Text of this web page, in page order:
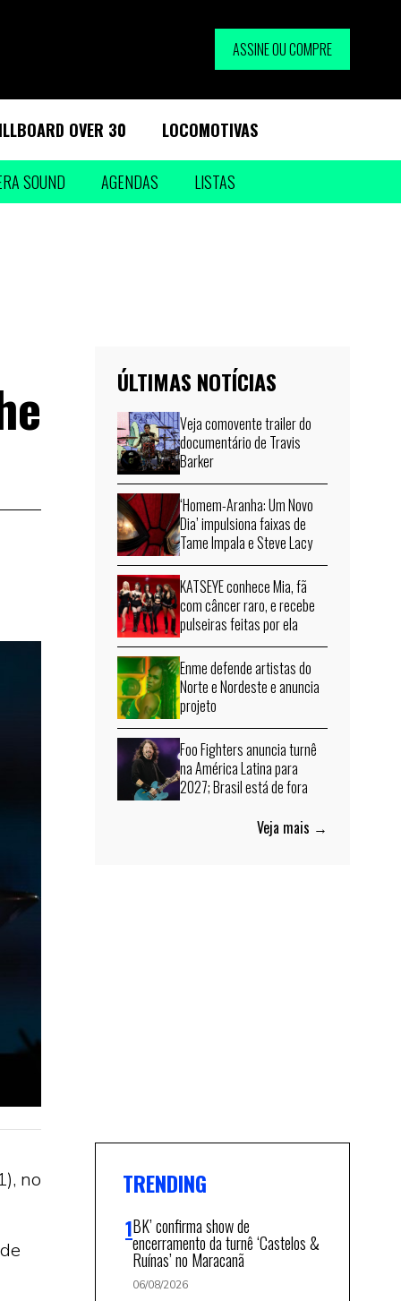
ASSINE OU COMPRE
OVER 30 LOCOMOTIVAS
SOUND AGENDAS LISTAS
no
ÚLTIMAS NOTÍCIAS
Veja comovente trailer do
documentário de Travis
Barker
‘Homem-Aranha: Um Novo
Dia’ impulsiona faixas de
Tame Impala e Steve Lacy
KATSEYE conhece Mia, fã
com câncer raro, e recebe
pulseiras feitas por ela
Enme defende artistas do
Norte e Nordeste e anuncia
projeto
Foo Fighters anuncia turnê
na América Latina para
2027; Brasil está de fora
Veja mais →
TRENDING
BK’ confirma show de
encerramento da turnê ‘Castelos &
Ruínas’ no Maracanã
06/08/2026